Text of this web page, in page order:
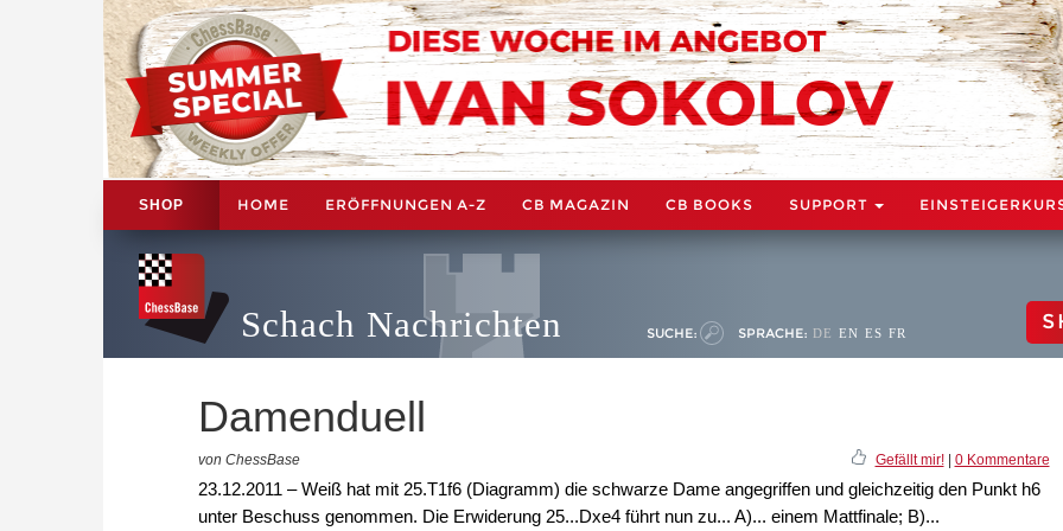
SHOP HOME ERÖFFNUNGEN A-Z CB MAGAZIN CB BOOKS SUPPORT
Schach Nachrichten SUCHE: SPRACHE: DE EN ES FR
Damenduell
von ChessBase Gefällt mir!| 0 Kommentare
23.12.2011 – Weiß hat mit 25.T1f6 (Diagramm) die schwarze Dame angegriffen und gleichzeitig den Punkt h6
unter Beschuss genommen. Die Erwiderung 25...Dxe4 führt nun zu... A)... einem Mattfinale; B)...